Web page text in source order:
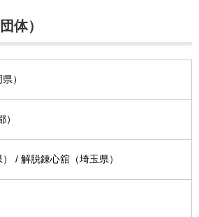
体）
）
/ 解脱錬心舘（埼玉県）